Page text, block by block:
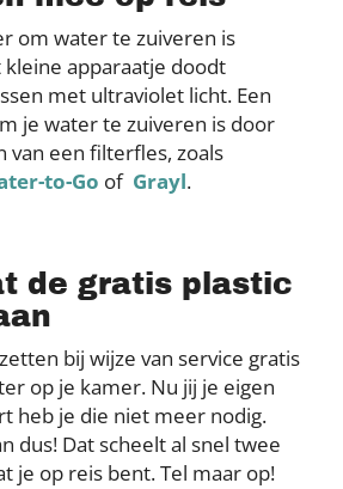
om water te zuiveren is
kleine apparaatje doodt
met ultraviolet licht. Een
je water te zuiveren is door
van een filterfles, zoals
to-Go of Grayl.
de gratis plastic
bij wijze van service gratis
op je kamer. Nu jij je eigen
heb je die niet meer nodig.
dus! Dat scheelt al snel twee
je op reis bent. Tel maar op!